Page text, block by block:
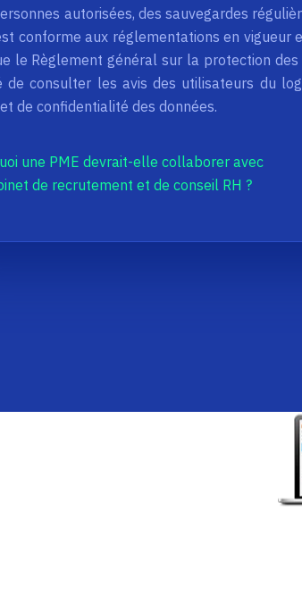
autorisées, des sauvegardes
conforme aux réglementations en vigueur
le Règlement général sur la protection
de consulter les avis des utilisateurs du
de confidentialité des données.
une PME devrait-elle collaborer avec
de recrutement et de conseil RH ?